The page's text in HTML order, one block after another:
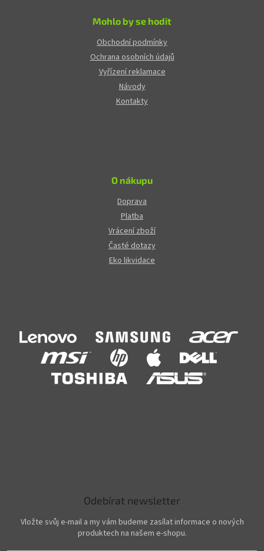
Mohlo by se hodit
Obchodní podmínky
Ochrana osobních údajů
Vyřízení reklamace
Návody
Kontakty
O nákupu
Doprava
Platba
Vrácení zboží
Časté dotazy
Eko likvidace
Odebírat newsletter
Vložte svůj e-mail a my vám budeme zasílat informace o nových
produktech na našem e-shopu.